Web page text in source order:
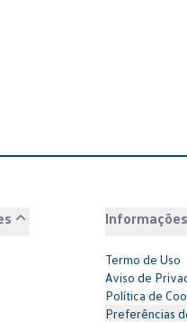
Termo de Uso
Aviso de
Política de
Preferências